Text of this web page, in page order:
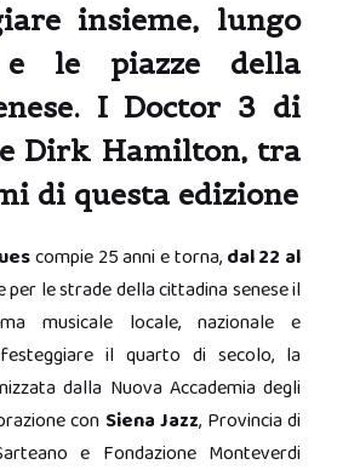
insieme, lungo
le piazze della
I Doctor 3 di
Dirk Hamilton, tra
di questa edizione
compie 25 anni e torna, dal 22 al
per le strade della cittadina senese il
musicale locale, nazionale e
il quarto di secolo, la
dalla Nuova Accademia degli
con Siena Jazz, Provincia di
e Fondazione Monteverdi